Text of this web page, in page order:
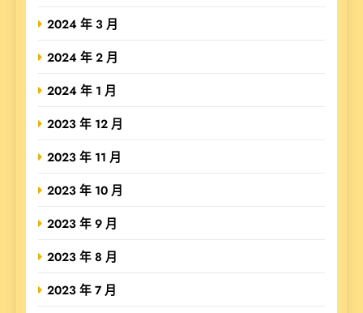
2024 年 3 月
2024 年 2 月
2024 年 1 月
2023 年 12 月
2023 年 11 月
2023 年 10 月
2023 年 9 月
2023 年 8 月
2023 年 7 月